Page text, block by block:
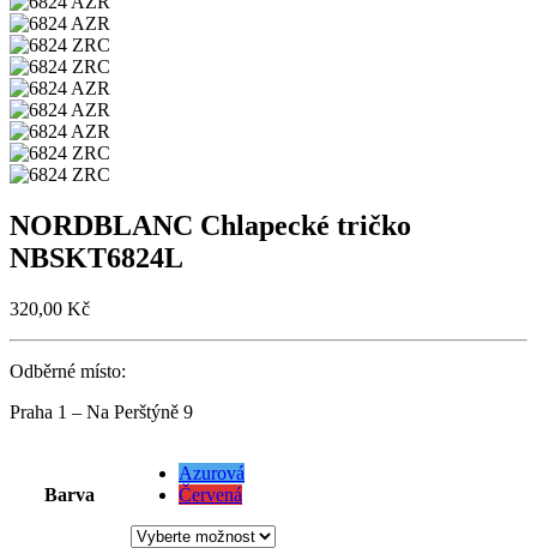
NORDBLANC Chlapecké tričko
NBSKT6824L
320,00 Kč
Odběrné místo:
Praha 1 – Na Perštýně 9
Barva
Azurová
Červená